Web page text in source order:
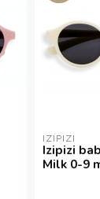
IZIPIZI
Izipizi
Milk 0-9